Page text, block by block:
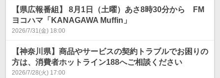
【県広報番組】 8月1日（土曜）あさ8時30分から FM
ヨコハマ「KANAGAWA Muffin」
2026/7/31(金) 18:00
【神奈川県】商品やサービスの契約トラブルでお困りの
方は、消費者ホットライン188へご相談ください
2026/7/28(火) 17:00